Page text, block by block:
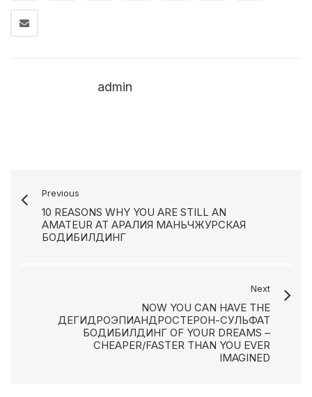
admin
Previous
10 REASONS WHY YOU ARE STILL AN
AMATEUR AT АРАЛИЯ МАНЬЧЖУРСКАЯ
БОДИБИЛДИНГ
Next
NOW YOU CAN HAVE THE
ДЕГИДРОЭПИАНДРОСТЕРОН-СУЛЬФАТ
БОДИБИЛДИНГ OF YOUR DREAMS –
CHEAPER/FASTER THAN YOU EVER
IMAGINED